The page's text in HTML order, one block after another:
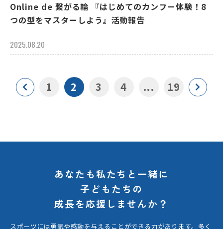
Online de 繋がる輪 『はじめてのカンフー体験！8
つの型をマスターしよう』活動報告
2025.08.20
1 2 3 4 ... 19
あなたも私たちと一緒に
子どもたちの
成長を応援しませんか？
スポーツには勇気や感動を与えることができる力があります。 多く